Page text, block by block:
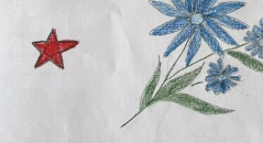
от 15 до 18 лет
Сортировать по результату:
Голосование жюри